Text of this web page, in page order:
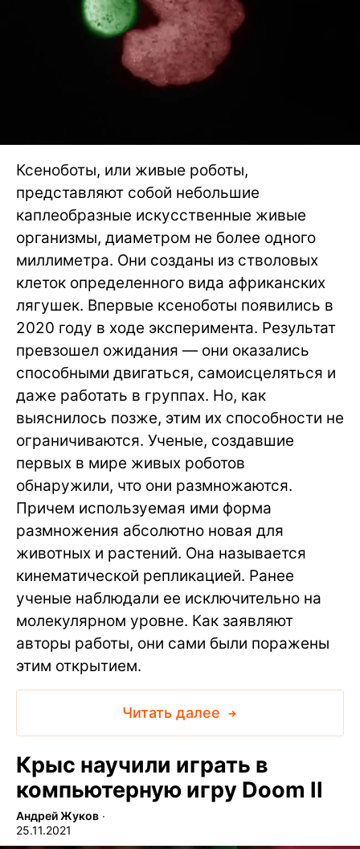
Ксеноботы, или живые роботы,
представляют собой небольшие
каплеобразные искусственные живые
организмы, диаметром не более одного
миллиметра. Они созданы из стволовых
клеток определенного вида африканских
лягушек. Впервые ксеноботы появились в
2020 году в ходе эксперимента. Результат
превзошел ожидания — они оказались
способными двигаться, самоисцеляться и
даже работать в группах. Но, как
выяснилось позже, этим их способности не
ограничиваются. Ученые, создавшие
первых в мире живых роботов
обнаружили, что они размножаются.
Причем используемая ими форма
размножения абсолютно новая для
животных и растений. Она называется
кинематической репликацией. Ранее
ученые наблюдали ее исключительно на
молекулярном уровне. Как заявляют
авторы работы, они сами были поражены
этим открытием.
Читать далее
Крыс научили играть в
компьютерную игру Doom II
Андрей Жуков ∙
25.11.2021